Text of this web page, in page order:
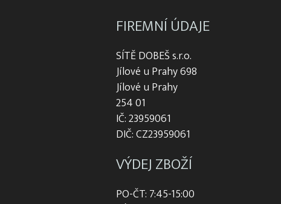
FIREMNÍ ÚDAJE
SÍTĚ DOBEŠ s.r.o.
Jílové u Prahy 698
Jílové u Prahy
254 01
IČ: 23959061
DIČ: CZ23959061
VÝDEJ ZBOŽÍ
PO-ČT: 7:45-15:00